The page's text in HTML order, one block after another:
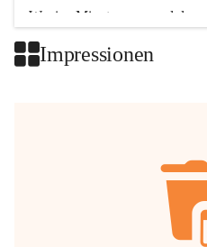
Wenige Minuten nur, und das
Impressionen